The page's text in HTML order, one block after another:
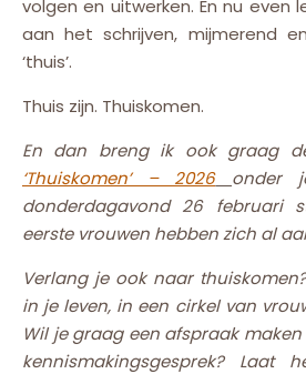
volgen en uitwerken. En nu even
aan het schrijven, mijmerend
‘thuis’.
Thuis zijn. Thuiskomen.
En dan breng ik ook graag
‘Thuiskomen’ – 2026
onder
donderdagavond 26 februari
eerste vrouwen hebben zich al
Verlang je ook naar
in je leven, in een cirkel van
Wil je graag een afspraak
kennismakingsgesprek? Laat